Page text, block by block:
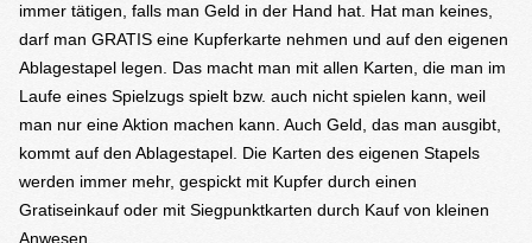
immer tätigen, falls man Geld in der Hand hat. Hat man keines,
darf man GRATIS eine Kupferkarte nehmen und auf den eigenen
Ablagestapel legen. Das macht man mit allen Karten, die man im
Laufe eines Spielzugs spielt bzw. auch nicht spielen kann, weil
man nur eine Aktion machen kann. Auch Geld, das man ausgibt,
kommt auf den Ablagestapel. Die Karten des eigenen Stapels
werden immer mehr, gespickt mit Kupfer durch einen
Gratiseinkauf oder mit Siegpunktkarten durch Kauf von kleinen
Anwesen.